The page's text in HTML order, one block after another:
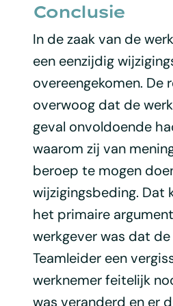
Conclusie
In de zaak van de
een eenzijdig
overeengekomen. De
overwoog dat de
geval onvoldoende
waarom zij van
beroep te mogen
wijzigingsbeding. Dat
het primaire
werkgever was dat
Teamleider een
werknemer feitelijk
was veranderd en er